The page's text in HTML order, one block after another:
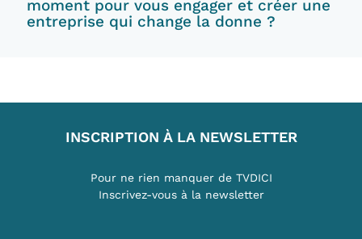
moment pour vous engager et créer une
entreprise qui change la donne ?
INSCRIPTION À LA NEWSLETTER
Pour ne rien manquer de TVDICI
Inscrivez-vous à la newsletter